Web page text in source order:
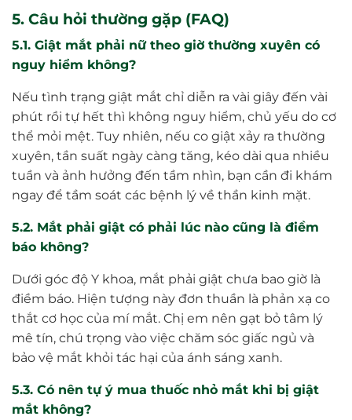
5. Câu hỏi thường gặp (FAQ)
5.1. Giật mắt phải nữ theo giờ thường xuyên có
nguy hiểm không?
Nếu tình trạng giật mắt chỉ diễn ra vài giây đến vài
phút rồi tự hết thì không nguy hiểm, chủ yếu do cơ
thể mỏi mệt. Tuy nhiên, nếu co giật xảy ra thường
xuyên, tần suất ngày càng tăng, kéo dài qua nhiều
tuần và ảnh hưởng đến tầm nhìn, bạn cần đi khám
ngay để tầm soát các bệnh lý về thần kinh mặt.
5.2. Mắt phải giật có phải lúc nào cũng là điềm
báo không?
Dưới góc độ Y khoa, mắt phải giật chưa bao giờ là
điềm báo. Hiện tượng này đơn thuần là phản xạ co
thắt cơ học của mí mắt. Chị em nên gạt bỏ tâm lý
mê tín, chú trọng vào việc chăm sóc giấc ngủ và
bảo vệ mắt khỏi tác hại của ánh sáng xanh.
5.3. Có nên tự ý mua thuốc nhỏ mắt khi bị giật
mắt không?